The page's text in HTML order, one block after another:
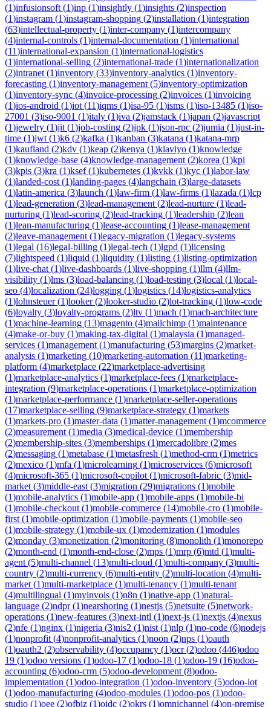
(1)infusionsoft (1)inp (1)insightly (1)insights (2)inspection
(1)instagram (1)instagram-shopping (2)installation (1)integration
(63)intellectual-property (1)inter-company (1)intercompany
(4)internal-controls (1)internal-documentation (1)international
(11)international-expansion (1)international-logistics
(1)international-selling (2)international-trade (1)internationalization
(2)intranet (1)inventory (33)inventory-analytics (1)inventory-
forecasting (1)inventory-management (5)inventory-optimization
(1)inventory-sync (4)invoice-processing (2)invoices (1)invoicing
(1)ios-android (1)iot (11)iqms (1)isa-95 (1)isms (1)iso-13485 (1)iso-
27001 (3)iso-9001 (1)italy (1)iva (2)jamstack (1)japan (2)javascript
(1)jewelry (1)jit (1)job-costing (2)jpk (1)json-rpc (2)jumia (1)just-in-
time (1)jwt (1)k6 (2)kafka (1)kanban (3)katana (1)katana-mrp
(1)kaufland (2)kdv (1)keap (2)kenya (1)klaviyo (1)knowledge
(1)knowledge-base (4)knowledge-management (2)korea (1)kpi
(3)kpis (3)kra (1)ksef(1)kubernetes (1)kvkk (1)kyc (1)labor-law
(1)landed-cost (1)landing-pages (4)langchain (3)large-datasets
(1)latin-america (3)launch (1)law-firm (1)law-firms (1)lazada (1)lcp
(1)lead-generation (3)lead-management (2)lead-nurture (1)lead-
nurturing (1)lead-scoring (2)lead-tracking (1)leadership (2)lean
(1)lean-manufacturing (1)lease-accounting (1)lease-management
(2)leave-management (1)legacy-migration (1)legacy-systems
(1)legal (16)legal-billing (1)legal-tech (1)lgpd (1)licensing
(7)lightspeed (1)liquid (1)liquidity (1)listing (1)listing-optimization
(1)live-chat (1)live-dashboards (1)live-shopping (1)llm (4)llm-
visibility (1)lms (3)load-balancing (1)load-testing (3)local (1)local-
seo (4)localization (24)logging (1)logistics (14)logistics-analytics
(1)lohnsteuer(1)looker(2)looker-studio (2)lot-tracking (1)low-code
(6)loyalty (3)loyalty-programs (2)ltv (1)mach (1)mach-architecture
(1)machine-learning (13)magento (4)mailchimp (1)maintenance
(4)make-or-buy (1)making-tax-digital (1)malaysia (1)managed-
services (1)management (1)manufacturing (53)margins (2)market-
analysis (1)marketing (10)marketing-automation (11)marketing-
platform (4)marketplace (22)marketplace-advertising
(1)marketplace-analytics (1)marketplace-fees (1)marketplace-
integration (9)marketplace-operations (1)marketplace-optimization
(1)marketplace-performance (1)marketplace-seller-operations
(17)marketplace-selling (9)marketplace-strategy (1)markets
(1)markets-pro (1)master-data (1)matter-management (1)mcommerce
(2)measurement (1)media (3)medical-device (1)membership
(2)membership-sites (3)memberships (1)mercadolibre (2)mes
(2)messaging (1)metabase (1)metasfresh (1)method-crm (1)metrics
(2)mexico (1)mfa (1)microlearning (1)microservices (6)microsoft
(4)microsoft-365 (1)microsoft-copilot (1)microsoft-fabric (3)mid-
market (3)middle-east (3)migration (29)migrations (1)mobile
(1)mobile-analytics (1)mobile-app (1)mobile-apps (1)mobile-bi
(1)mobile-checkout (1)mobile-commerce (14)mobile-cro (1)mobile-
first (1)mobile-optimization (1)mobile-payments (1)mobile-seo
(1)mobile-strategy (1)mobile-ux (1)modernization (1)modules
(2)monday (3)monetization (2)monitoring (8)monolith (1)monorepo
(2)month-end (1)month-end-close (2)mps (1)mrp (6)mtd (1)multi-
agent (5)multi-channel (13)multi-cloud (1)multi-company (3)multi-
country (2)multi-currency (6)multi-entity (2)multi-location (4)multi-
market (1)multi-marketplace (1)multi-tenancy (1)multi-tenant
(4)multilingual (1)myinvois (1)n8n (1)native-app (1)natural-
language (2)ndpr(1)nearshoring (1)nestjs (5)netsuite (5)network-
operations (1)new-features (3)next-intl (1)next-js (1)nextjs (4)nexus
(2)nfe (1)nginx (1)nigeria (3)nis2 (1)nist (1)nlp (1)no-code (6)nodejs
(1)nonprofit (4)nonprofit-analytics (1)noon (2)nps (1)oauth
(1)oauth2 (2)observability (4)occupancy (1)ocr(2)odoo (446)odoo
19 (1)odoo versions (1)odoo-17 (1)odoo-18 (1)odoo-19 (16)odoo-
accounting (6)odoo-crm (5)odoo-development (8)odoo-
implementation (1)odoo-integration (1)odoo-inventory (5)odoo-iot
(1)odoo-manufacturing (4)odoo-modules (1)odoo-pos (1)odoo-
studio (1)oee (2)ofbiz (1)oidc (2)okrs (1)omnichannel (4)on-premise